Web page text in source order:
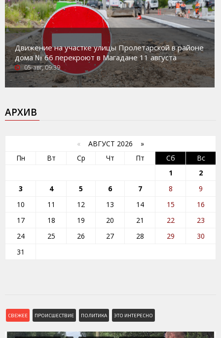
Движение на участке улицы Пролетарской в районе
дома № 66 перекроют в Магадане 11 августа
05-авг, 09:39
АРХИВ
« АВГУСТ 2026 »
Пн
Вт Ср Чт Пт Сб
Вс
1
2
3
4 5 6 7 8
9
10
11 12 13 14 15
16
17
18 19 20 21 22
23
24
25 26 27 28 29
30
31
СВЕЖЕЕ ПРОИСШЕСТВИЕ ПОЛИТИКА ЭТО ИНТЕРЕСНО